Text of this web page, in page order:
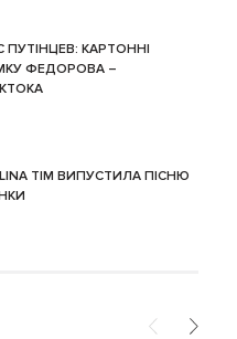
КАРТОННІ
ФЕДОРОВА –
TIM ВИПУСТИЛА ПІСНЮ